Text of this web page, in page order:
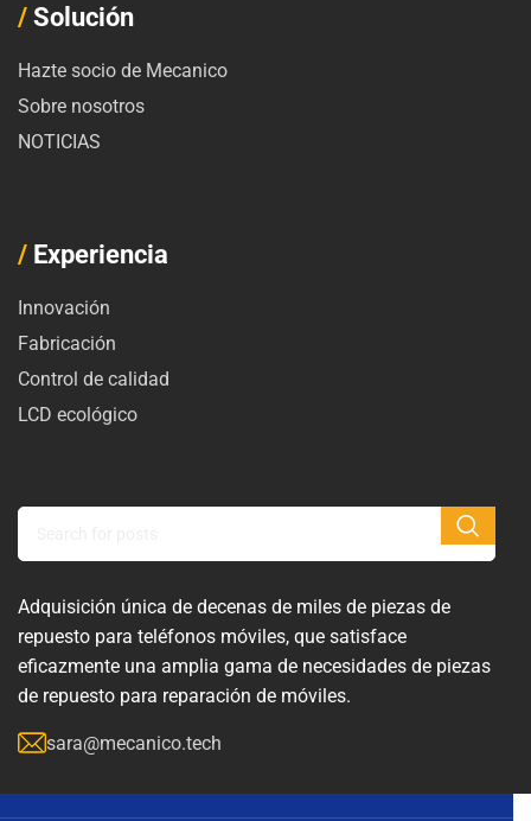
/ Solución
Hazte socio de Mecanico
Sobre nosotros
NOTICIAS
/ Experiencia
Innovación
Fabricación
Control de calidad
LCD ecológico
Adquisición única de decenas de miles de piezas de
repuesto para teléfonos móviles, que satisface
eficazmente una amplia gama de necesidades de piezas
de repuesto para reparación de móviles.
sara@mecanico.tech